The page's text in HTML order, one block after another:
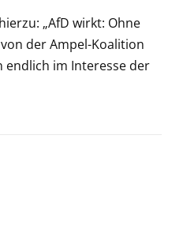
„AfD wirkt: Ohne
der Ampel-Koalition
endlich im Interesse der